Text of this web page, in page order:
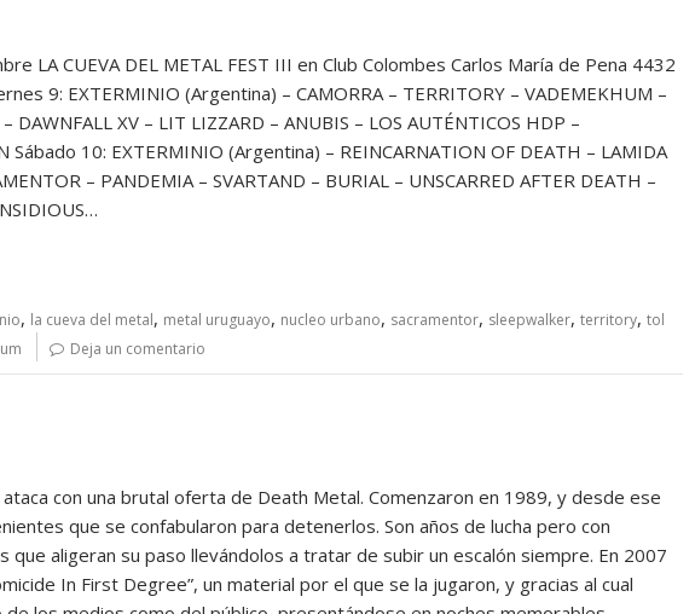
LA CUEVA DEL METAL FEST III en Club Colombes Carlos María de Pena 4432
9: EXTERMINIO (Argentina) – CAMORRA – TERRITORY – VADEMEKHUM –
DAWNFALL XV – LIT LIZZARD – ANUBIS – LOS AUTÉNTICOS HDP –
Sábado 10: EXTERMINIO (Argentina) – REINCARNATION OF DEATH – LAMIDA
– PANDEMIA – SVARTAND – BURIAL – UNSCARRED AFTER DEATH –
, la cueva del metal, metal uruguayo, nucleo urbano, sacramentor, sleepwalker, territory, tol
Deja un comentario
con una brutal oferta de Death Metal. Comenzaron en 1989, y desde ese
que se confabularon para detenerlos. Son años de lucha pero con
aligeran su paso llevándolos a tratar de subir un escalón siempre. En 2007
In First Degree”, un material por el que se la jugaron, y gracias al cual